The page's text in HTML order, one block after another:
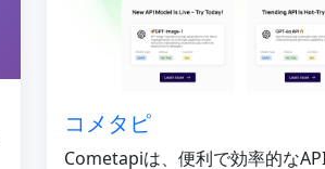
コメタピ
Cometapiは、便利で効率的な